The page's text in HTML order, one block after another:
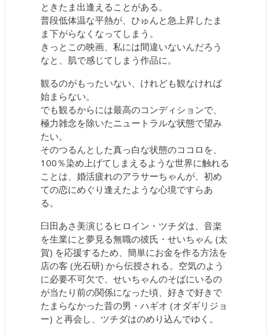
ときたま出逢えることがある。
普段低体温な平熱が、ひゅんと急上昇したま
ま下がらなくなってしまう。
きっとこの映画、私には間違いないんだろう
なと、肌で感じてしまう作品に。
観るのがもったいない、けれども観なければ
始まらない。
でも観るからには最高のコンディションで、
極力雑念を除いたニュートラルな状態で望み
たい。
そのつるんとした真っ白な状態のココロを、
100％染め上げてしまえるような世界に触れる
ことは、婚活疲れのアラサーちゃんが、初め
ての恋にめぐり逢えたような心境ですらあ
る。
臼田あさ美演じるヒロイン・ツチダは、音楽
を生業にと夢見る無職の彼氏・せいちゃん (太
賀) を応援するため、簡単にお金を作る方法を
店の客 (光石研) から伝授される。空気のよう
に必要不可欠で、せいちゃんのそばにいるの
が当たり前の関係になった頃、好きで好きで
たまらなかった昔の男・ハギオ (オダギリジョ
ー) と再会し、ツチダはのめり込んでゆく。